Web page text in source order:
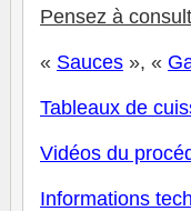
Pensez à
« Sauces », «
Tableaux de
Vidéos du
Informations